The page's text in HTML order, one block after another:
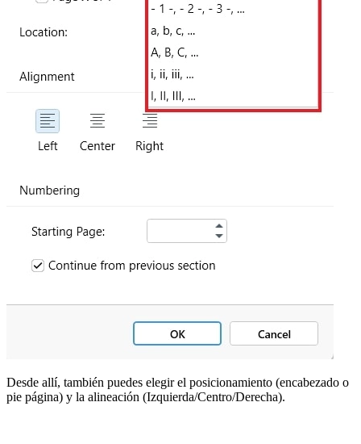
Desde allí, también puedes elegir el posicionamiento (encabezado o
pie página) y la alineación (Izquierda/Centro/Derecha).